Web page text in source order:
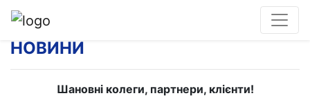
НОВИНИ
Шановні колеги, партнери, клієнти!